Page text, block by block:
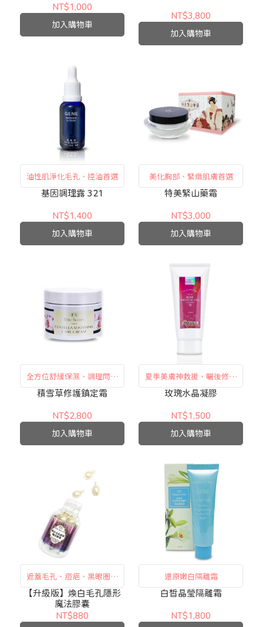
NT$1,000
加入購物車
NT$3,800
加入購物車
油性肌淨化毛孔、控油首選
基因調理露 321
NT$1,400
加入購物車
美化胸部、緊緻肌膚首選
特美緊山藥霜
NT$3,000
加入購物車
全方位舒緩保濕、調理問題
肌膚首選
積雪草修護鎮定霜
NT$2,800
加入購物車
夏季美膚神救援、曬後修護
保濕面膜
玫瑰水晶凝膠
NT$1,500
加入購物車
遮蓋毛孔、痘疤、黑眼圈、
修飾提亮
【升級版】煥白毛孔隱形
魔法膠囊
NT$880
還原嫩白隔離霜
白皙晶瑩隔離霜
NT$1,800